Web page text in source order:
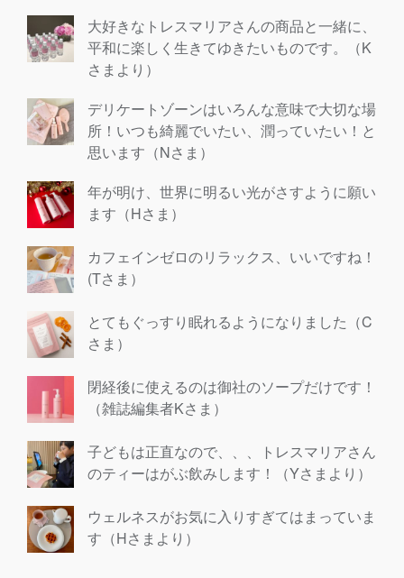
大好きなトレスマリアさんの商品と一緒に、
平和に楽しく生きてゆきたいものです。（K
さまより）
デリケートゾーンはいろんな意味で大切な場
所！いつも綺麗でいたい、潤っていたい！と
思います（Nさま）
年が明け、世界に明るい光がさすように願い
ます（Hさま）
カフェインゼロのリラックス、いいですね！
(Tさま）
とてもぐっすり眠れるようになりました（C
さま）
閉経後に使えるのは御社のソープだけです！
（雑誌編集者Kさま）
子どもは正直なので、、、トレスマリアさん
のティーはがぶ飲みします！（Yさまより）
ウェルネスがお気に入りすぎてはまっていま
す（Hさまより）